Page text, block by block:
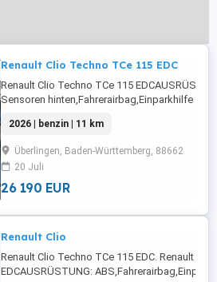
Renault Clio Techno TCe 115 EDC
Renault Clio Techno TCe 115
Sensoren hinten,Fahrerairbag,Einparkhilfe
Radio,LED-Scheinwerfer,Elektrische
...
2026 | benzin | 11 km
Überlingen, Baden-Württemberg, 88662
20 Juli
26 190 EUR
Renault Clio
Renault Clio Techno TCe 115 EDC. Renault
EDCAUSRÜSTUNG: